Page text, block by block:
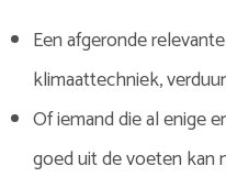
Een afgeronde
klimaattechniek,
Of iemand die al enige
goed uit de voeten kan